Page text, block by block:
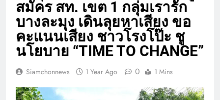
สมัคร สท. เขต 1 กลุ่มเรารัก
บางละมุง เดินลุยหาเสียง ขอ
คะแนนเสียง ชาวโรงโป๊ะ ชู
นโยบาย “TIME TO CHANGE”
Siamchonnews 1 Year Ago 0 1 Mins